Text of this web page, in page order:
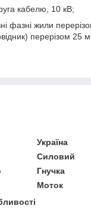
кабелю, 10 кВ;
фазні жили
перерізом 25
Україна
Силовий
Гнучка
Моток